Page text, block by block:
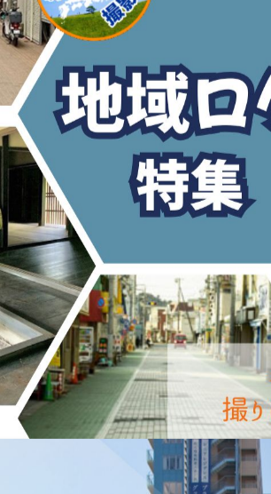
ロケさぽ西伊豆
日本一の夕陽のまちとして有名で、ロケ
ーション満載！自然、施設、温泉施設、
ロケ弁など紹介が可能◎